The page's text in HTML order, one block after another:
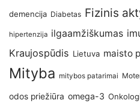
demencija Diabetas Fizinis
hipertenzija ilgaamžiškumas
Kraujospūdis Lietuva maisto
Mityba mitybos patarimai
odos priežiūra omega-3